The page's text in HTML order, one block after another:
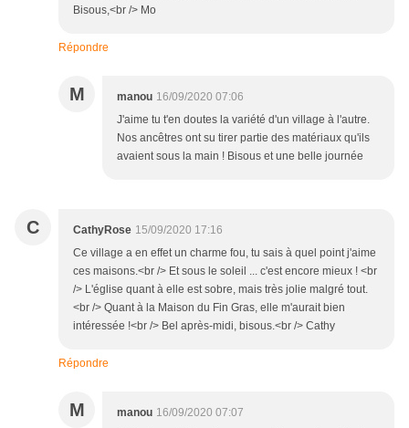
Bisous,<br /> Mo
Répondre
M manou 16/09/2020 07:06
J'aime tu t'en doutes la variété d'un village à l'autre.
Nos ancêtres ont su tirer partie des matériaux qu'ils
avaient sous la main ! Bisous et une belle journée
C CathyRose 15/09/2020 17:16
Ce village a en effet un charme fou, tu sais à quel point j'aime
ces maisons.<br /> Et sous le soleil ... c'est encore mieux ! <br
/> L'église quant à elle est sobre, mais très jolie malgré tout.
<br /> Quant à la Maison du Fin Gras, elle m'aurait bien
intéressée !<br /> Bel après-midi, bisous.<br /> Cathy
Répondre
M manou 16/09/2020 07:07